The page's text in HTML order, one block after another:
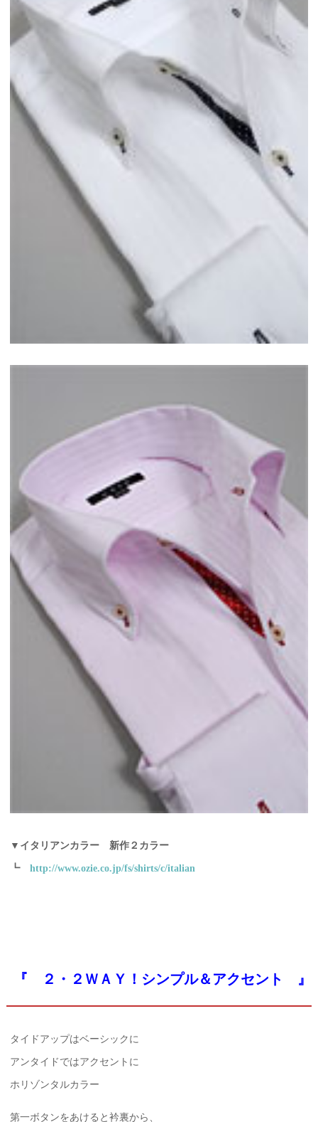
▼イタリアンカラー 新作２カラー
┗ http://www.ozie.co.jp/fs/shirts/c/italian
『 ２・２ＷＡＹ！シンプル＆アクセント 』
タイドアップはベーシックに
アンタイドではアクセントに
ホリゾンタルカラー
第一ボタンをあけると衿裏から、